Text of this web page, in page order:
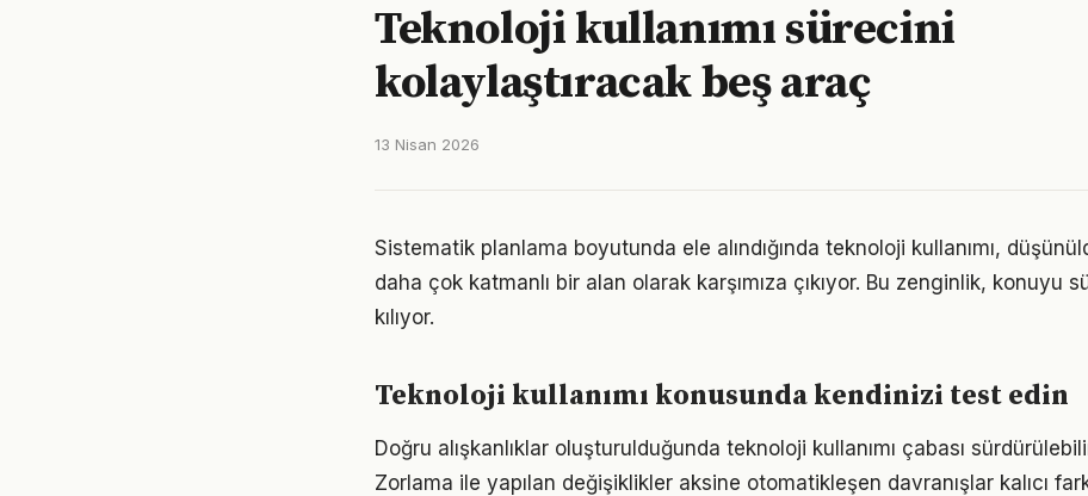
Teknoloji kullanımı sürecini
kolaylaştıracak beş araç
13 Nisan 2026
Sistematik planlama boyutunda ele alındığında teknoloji kullanımı,
daha çok katmanlı bir alan olarak karşımıza çıkıyor. Bu zenginlik, konuyu
kılıyor.
Teknoloji kullanımı konusunda kendinizi test edin
Doğru alışkanlıklar oluşturulduğunda teknoloji kullanımı çabası
Zorlama ile yapılan değişiklikler aksine otomatikleşen davranışlar kalıcı